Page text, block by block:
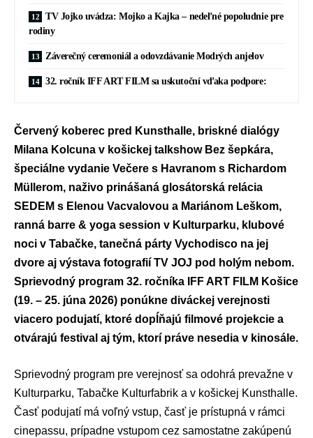
TV Jojko uvádza: Mojko a Kajka – nedeľné popoludnie pre
rodiny
Záverečný ceremoniál a odovzdávanie Modrých anjelov
32. ročník IFF ART FILM sa uskutoční vďaka podpore:
Červený koberec pred Kunsthalle, briskné dialógy
Milana Kolcuna v košickej talkshow Bez šepkára,
špeciálne vydanie Večere s Havranom s Richardom
Müllerom, naživo prinášaná glosátorská relácia
SEDEM s Elenou Vacvalovou a Mariánom Leškom,
ranná barre & yoga session v Kulturparku, klubové
noci v Tabačke, tanečná párty Vychodisco na jej
dvore aj výstava fotografií TV JOJ pod holým nebom.
Sprievodný program 32. ročníka IFF ART FILM Košice
(19. – 25. júna 2026) ponúkne diváckej verejnosti
viacero podujatí, ktoré dopĺňajú filmové projekcie a
otvárajú festival aj tým, ktorí práve nesedia v kinosále.
Sprievodný program pre verejnosť sa odohrá prevažne v
Kulturparku, Tabačke Kulturfabrik a v košickej Kunsthalle.
Časť podujatí má voľný vstup, časť je prístupná v rámci
cinepassu, prípadne vstupom cez samostatne zakúpenú